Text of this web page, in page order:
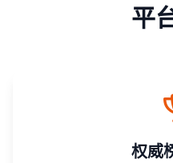
平
权威